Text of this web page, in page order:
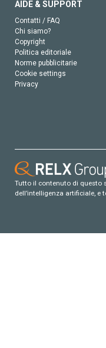
AIDE & SUPPORT
Contatti / FAQ
Chi siamo?
Copyright
Politica editoriale
Norme pubblicitarie
Cookie settings
Privacy
Tutto il contenuto di questo
dell’intelligenza artificiale, e